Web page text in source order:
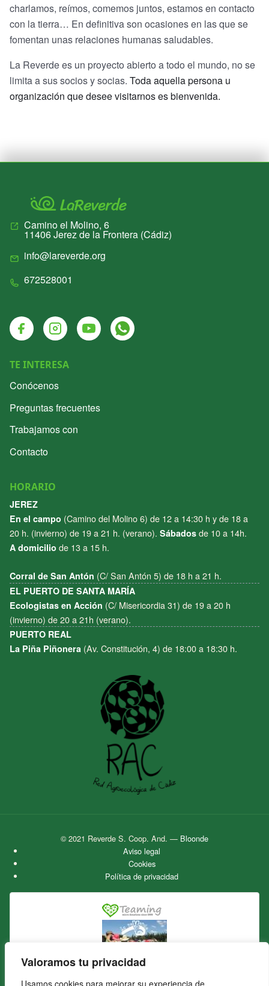
Valoramos tu privacidad
Usamos cookies para mejorar su experiencia de
charlamos, reímos, comemos juntos, estamos en contacto
con la tierra… En definitiva son ocasiones en las que se
fomentan unas relaciones humanas saludables.
La Reverde es un proyecto abierto a todo el mundo, no se
limita a sus socios y socias. Toda aquella persona u
organización que desee visitarnos es bienvenida.
Camino el Molino, 6
11406Jerez de la Frontera (Cádiz)
info@lareverde.org
672528001
FacebookInstagram
YoutubeWhatsapp
TE INTERESA
Conócenos
Preguntas frecuentes
Trabajamos con
Contacto
HORARIO
JEREZ
En el campo (Camino del Molino 6) de 12 a 14:30 h y de 18 a
20 h. (invierno) de 19 a 21 h. (verano). Sábados de 10 a 14h.
A domicilio de 13 a 15 h.
Corral de San Antón (C/ San Antón 5) de 18 h a 21 h.
EL PUERTO DE SANTA MARÍA
Ecologistas en Acción (C/ Misericordia 31) de 19 a 20 h
(invierno) de 20 a 21h (verano).
PUERTO REAL
La Piña Piñonera (Av. Constitución, 4) de 18:00 a 18:30 h.
© 2021 Reverde S. Coop. And. — Bloonde
Aviso legal
Cookies
Política de privacidad
La Reverde Cooperativa Agroecológica